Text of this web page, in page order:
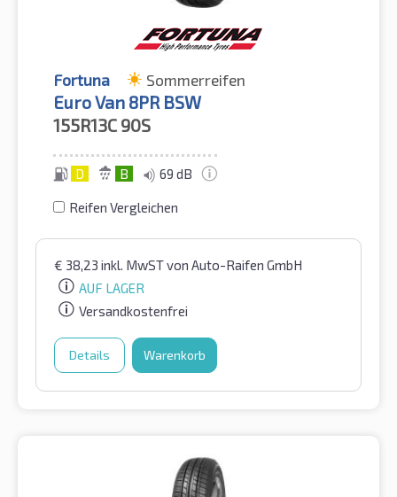
Fortuna Sommerreifen
Euro Van 8PR BSW
155R13C 90S
D B 69 dB
Reifen Vergleichen
€ 38,23 inkl. MwSTvon Auto-Raifen GmbH
AUF LAGER
Versandkostenfrei
Details Warenkorb